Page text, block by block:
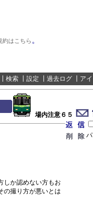
約はこちら 。
検索 設定 過去ログ ア
場内注意６５
しか認めない方もお
の撮り方が悪いとは